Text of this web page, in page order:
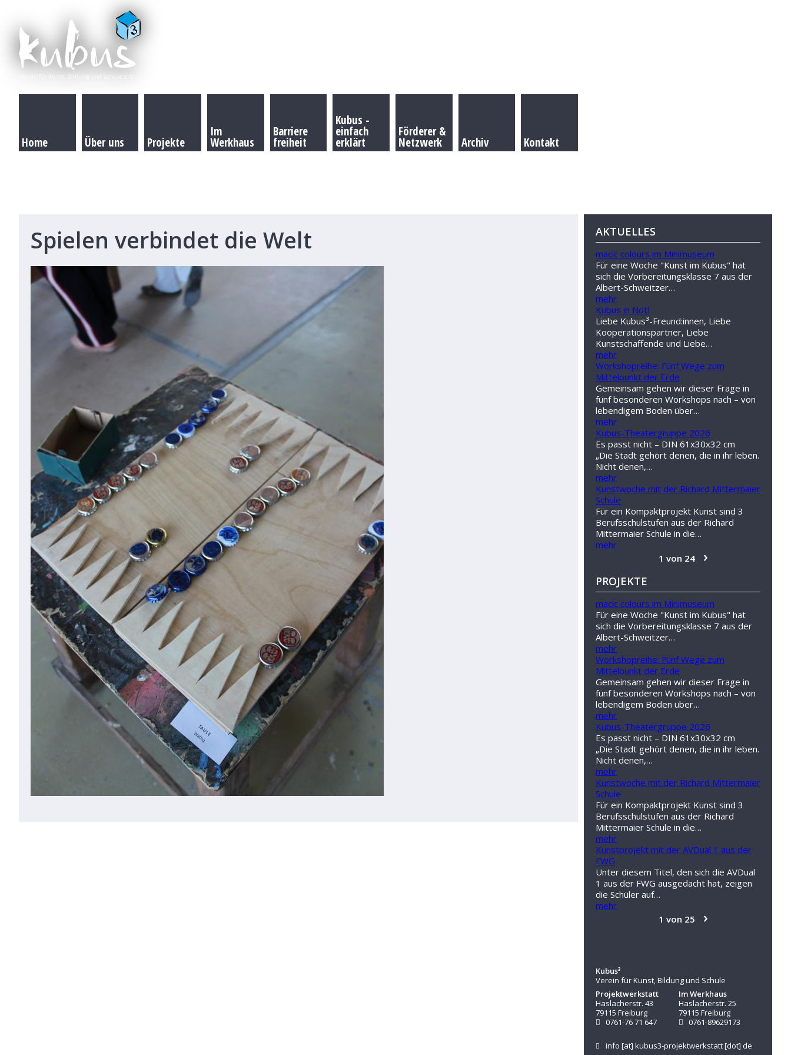
Home Über uns Projekte
Im
Werkhaus
Barriere
freiheit
Kubus -
einfach
erklärt
Förderer &
Netzwerk Archiv Kontakt
Spielen verbindet die Welt AKTUELLES
macic colours im Minimuseum
Für eine Woche "Kunst im Kubus" hat
sich die Vorbereitungsklasse 7 aus der
Albert-Schweitzer…
mehr
Kubus in Not!
Liebe Kubus³-Freund:innen, Liebe
Kooperationspartner, Liebe
Kunstschaffende und Liebe…
mehr
Workshopreihe: Fünf Wege zum
Mittelpunkt der Erde
Gemeinsam gehen wir dieser Frage in
fünf besonderen Workshops nach – von
lebendigem Boden über…
mehr
Kubus-Theatergruppe 2026
Es passt nicht – DIN 61x30x32 cm
„Die Stadt gehört denen, die in ihr leben.
Nicht denen,…
mehr
Kunstwoche mit der Richard Mittermaier
Schule
Für ein Kompaktprojekt Kunst sind 3
Berufsschulstufen aus der Richard
Mittermaier Schule in die…
mehr
1 von 24
›
PROJEKTE
macic colours im Minimuseum
Für eine Woche "Kunst im Kubus" hat
sich die Vorbereitungsklasse 7 aus der
Albert-Schweitzer…
mehr
Workshopreihe: Fünf Wege zum
Mittelpunkt der Erde
Gemeinsam gehen wir dieser Frage in
fünf besonderen Workshops nach – von
lebendigem Boden über…
mehr
Kubus-Theatergruppe 2026
Es passt nicht – DIN 61x30x32 cm
„Die Stadt gehört denen, die in ihr leben.
Nicht denen,…
mehr
Kunstwoche mit der Richard Mittermaier
Schule
Für ein Kompaktprojekt Kunst sind 3
Berufsschulstufen aus der Richard
Mittermaier Schule in die…
mehr
Kunstprojekt mit der AVDual 1 aus der
FWG
Unter diesem Titel, den sich die AVDual
1 aus der FWG ausgedacht hat, zeigen
die Schüler auf…
mehr
1 von 25
›
Kubus³
Verein für Kunst, Bildung und Schule
Projektwerkstatt
Haslacherstr. 43
79115 Freiburg
0761-76 71 647
Im Werkhaus
Haslacherstr. 25
79115 Freiburg
0761-89629173
info [at] kubus3-projektwerkstatt[dot] de